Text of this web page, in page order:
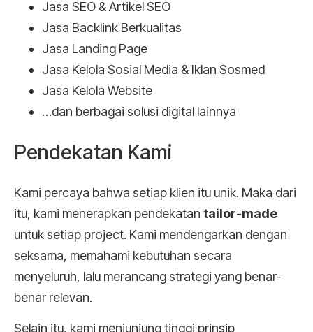
Jasa SEO & Artikel SEO
Jasa Backlink Berkualitas
Jasa Landing Page
Jasa Kelola Sosial Media & Iklan Sosmed
Jasa Kelola Website
…dan berbagai solusi digital lainnya
Pendekatan Kami
Kami percaya bahwa setiap klien itu unik. Maka dari
itu, kami menerapkan pendekatan tailor-made
untuk setiap project. Kami mendengarkan dengan
seksama, memahami kebutuhan secara
menyeluruh, lalu merancang strategi yang benar-
benar relevan.
Selain itu, kami menjunjung tinggi prinsip